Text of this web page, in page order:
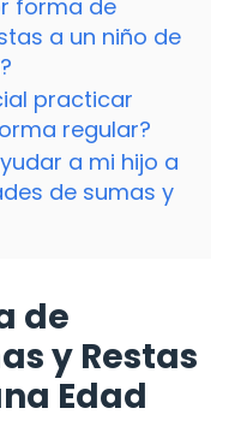
forma de
a un niño de
practicar
regular?
a mi hijo a
de sumas y
de
y Restas
Edad